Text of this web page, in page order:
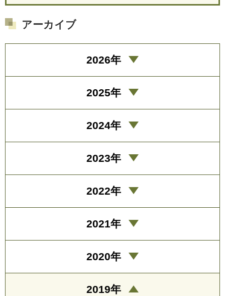
アーカイブ
2026年
2025年
2024年
2023年
2022年
2021年
2020年
2019年